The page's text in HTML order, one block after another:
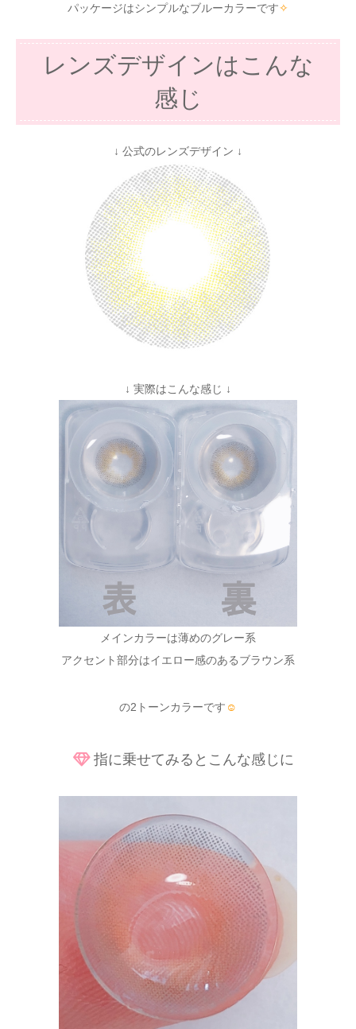
パッケージはシンプルなブルーカラーです✧
レンズデザインはこんな
感じ
↓ 公式のレンズデザイン ↓
↓ 実際はこんな感じ ↓
メインカラーは薄めのグレー系
アクセント部分はイエロー感のあるブラウン系
の2トーンカラーです ☺
指に乗せてみるとこんな感じに